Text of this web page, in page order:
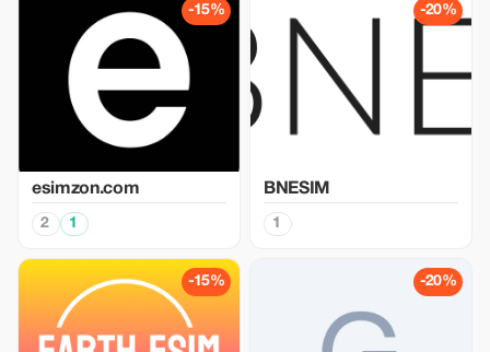
-15%
esimzon.com
2 1
-20%
BNESIM
1
-15% -20%